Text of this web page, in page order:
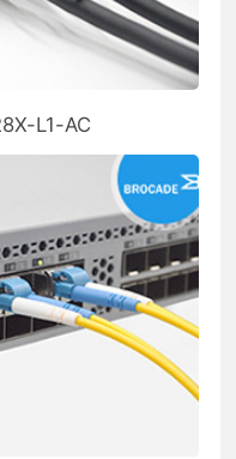
L1-AC